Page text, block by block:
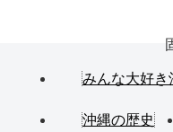
みんな大好き
沖縄の歴史